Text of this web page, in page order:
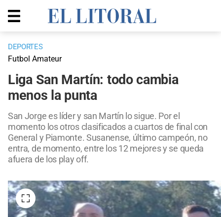
DEPORTES
Futbol Amateur
Liga San Martín: todo cambia
menos la punta
San Jorge es líder y san Martín lo sigue. Por el
momento los otros clasificados a cuartos de final con
General y Piamonte. Susanense, último campeón, no
entra, de momento, entre los 12 mejores y se queda
afuera de los play off.